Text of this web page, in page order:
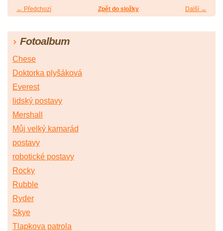
← Předchozí Další →
Zpět do složky
Fotoalbum
Chese
Doktorka plyšáková
Everest
lidský postavy
Mershall
Můj velký kamarád
postavy
robotické postavy
Rocky
Rubble
Ryder
Skye
Tlapkova patrola